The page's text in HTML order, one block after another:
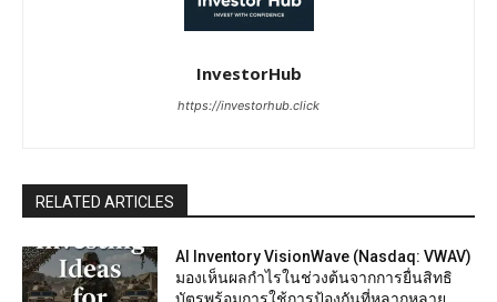
InvestorHub
https://investorhub.click
RELATED ARTICLES
AI Inventory VisionWave (Nasdaq: VWAV)
มองเห็นผลกำไรในช่วงต้นจากการยื่นสิทธิ